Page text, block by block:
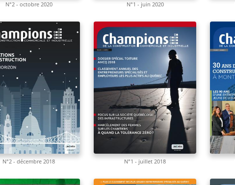
N°2 - octobre 2020 N°1 - juin 2020
N°2 - décembre 2018 N°1 - juillet 2018